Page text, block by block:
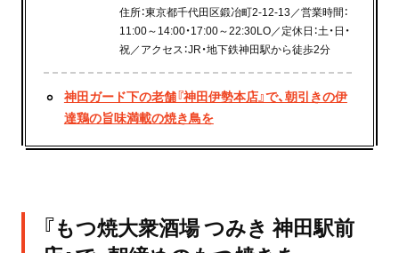
住所：東京都千代田区鍛冶町2-12-13／営業時間：
11:00～14:00・17:00～22:30LO／定休日：土・日・
祝／アクセス：JR・地下鉄神田駅から徒歩2分
神田ガード下の老舗『神田伊勢本店』で、朝引きの伊
達鶏の旨味満載の焼き鳥を
『もつ焼大衆酒場 つみき 神田駅前